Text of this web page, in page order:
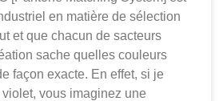
en matière de sélection
et que chacun de sacteurs
sache quelles couleurs
façon exacte. En effet, si je
vous imaginez une